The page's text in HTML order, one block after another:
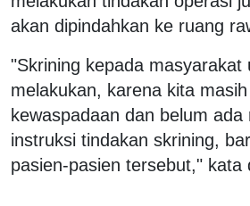
akan dipindahkan ke ruang
"Skrining kepada masyarakat
melakukan, karena kita
kewaspadaan dan belum ada
instruksi tindakan skrining,
pasien-pasien tersebut," kata